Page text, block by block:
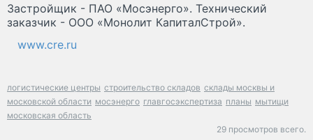
Застройщик - ПАО «Мосэнерго». Технический
заказчик - ООО «Монолит КапиталСтрой».
www.cre.ru
логистические центры строительство складов склады москвы и
московской области мосэнерго главгосэкспертиза планы мытищи
московская область
29 просмотров всего.